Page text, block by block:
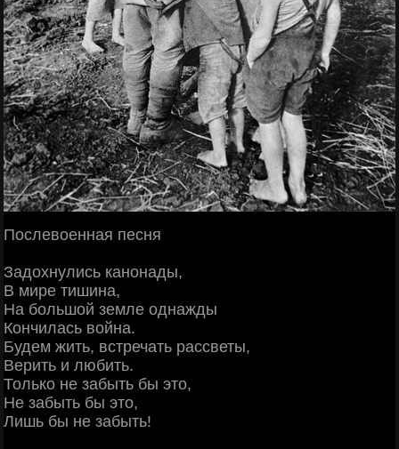
Послевоенная песня
Задохнулись канонады,
В мире тишина,
На большой земле однажды
Кончилась война.
Будем жить, встречать рассветы,
Верить и любить.
Только не забыть бы это,
Не забыть бы это,
Лишь бы не забыть!